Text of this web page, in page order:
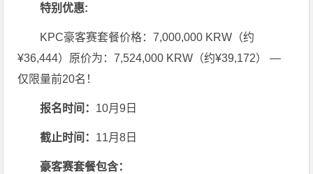
特别优惠:
KPC豪客赛套餐价格：7,000,000 KRW（约
¥36,444）原价为：7,524,000 KRW（约¥39,172） —
仅限量前20名！
报名时间： 10月9日
截止时间： 11月8日
豪客赛套餐包含：